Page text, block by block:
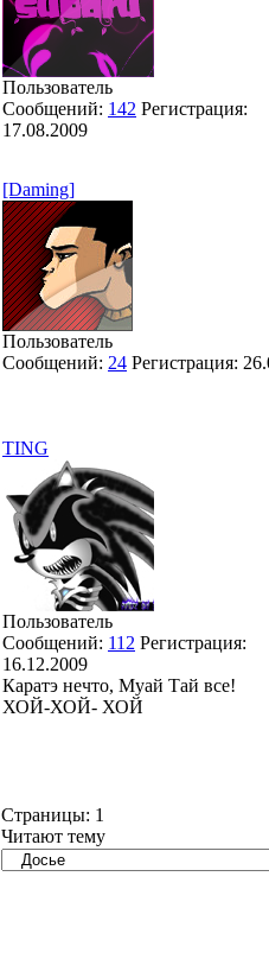
Пользователь
Сообщений: 142 Регистрация:
17.08.2009
[Daming]
Пользователь
Сообщений: 24 Регистрация:
TING
Пользователь
Сообщений: 112 Регистрация:
16.12.2009
Каратэ нечто, Муай Тай все!
ХОЙ-ХОЙ- ХОЙ
Страницы: 1
Читают тему